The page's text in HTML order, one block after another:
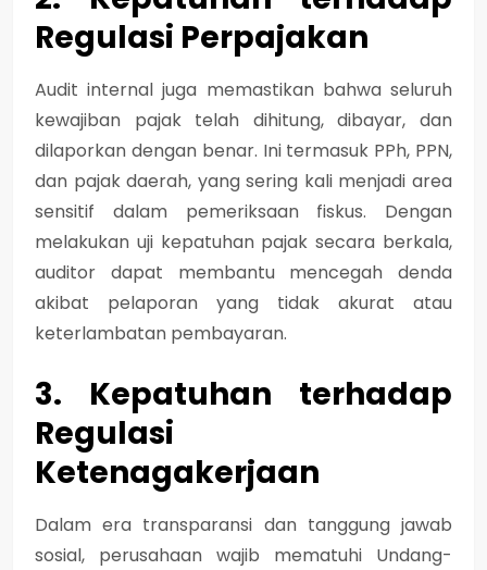
Regulasi Perpajakan
Audit internal juga memastikan bahwa seluruh
kewajiban pajak telah dihitung, dibayar, dan
dilaporkan dengan benar. Ini termasuk PPh, PPN,
dan pajak daerah, yang sering kali menjadi area
sensitif dalam pemeriksaan fiskus. Dengan
melakukan uji kepatuhan pajak secara berkala,
auditor dapat membantu mencegah denda
akibat pelaporan yang tidak akurat atau
keterlambatan pembayaran.
3. Kepatuhan terhadap
Regulasi
Ketenagakerjaan
Dalam era transparansi dan tanggung jawab
sosial, perusahaan wajib mematuhi Undang-